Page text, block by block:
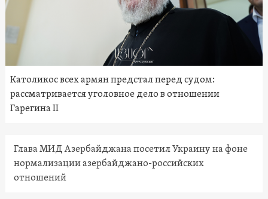
Католикос всех армян предстал перед судом:
рассматривается уголовное дело в отношении
Гарегина II
Глава МИД Азербайджана посетил Украину на фоне
нормализации азербайджано-российских
отношений